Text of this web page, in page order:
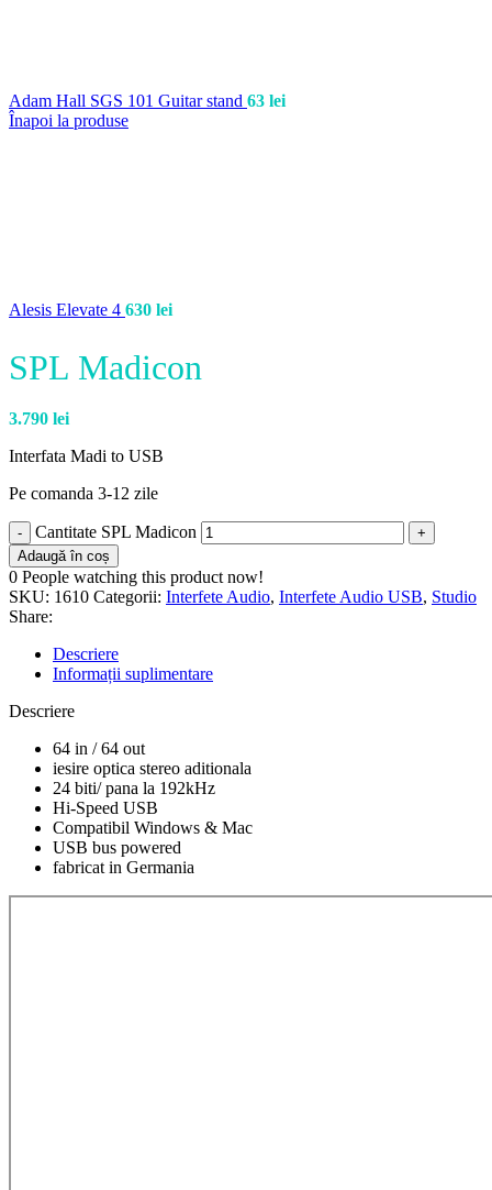
Adam Hall SGS 101 Guitar stand 63 lei
Înapoi la produse
Alesis Elevate 4 630 lei
SPL Madicon
3.790 lei
Interfata Madi to USB
Pe comanda 3-12 zile
Cantitate SPL Madicon
Adaugă în coș
0 People watching this product now!
SKU: 1610 Categorii: Interfete Audio, Interfete Audio USB, Studio
Share:
Descriere
Informații suplimentare
Descriere
64 in / 64 out
iesire optica stereo aditionala
24 biti/ pana la 192kHz
Hi-Speed USB
Compatibil Windows & Mac
USB bus powered
fabricat in Germania